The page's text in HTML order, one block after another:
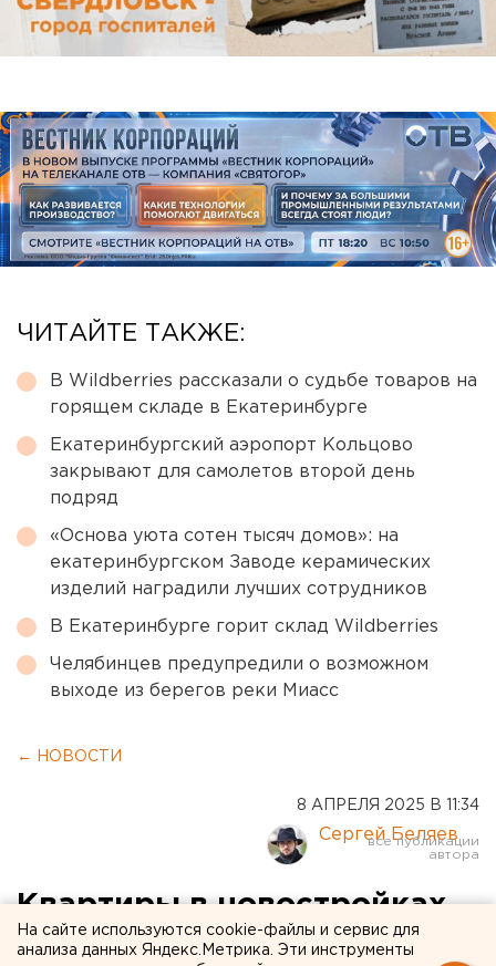
ЧИТАЙТЕ ТАКЖЕ:
В Wildberries рассказали о судьбе товаров на
горящем складе в Екатеринбурге
Екатеринбургский аэропорт Кольцово
закрывают для самолетов второй день
подряд
«Основа уюта сотен тысяч домов»: на
екатеринбургском Заводе керамических
изделий наградили лучших сотрудников
В Екатеринбурге горит склад Wildberries
Челябинцев предупредили о возможном
выходе из берегов реки Миасс
← НОВОСТИ
8 АПРЕЛЯ 2025 В 11:34
Сергей Беляев
Квартиры в новостройках
Екатеринбурга дорожают
На сайте используются cookie-файлы и сервис для
анализа данных Яндекс.Метрика. Эти инструменты